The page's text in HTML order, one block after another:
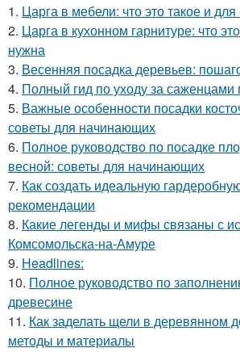
1. Царга в мебели: что это такое и
2. Царга в кухонном гарнитуре: что
нужна
3. Весенняя посадка деревьев:
4. Полный гид по уходу за саженцами
5. Важные особенности посадки
советы для начинающих
6. Полное руководство по посадке
весной: советы для начинающих
7. Как создать идеальную
рекомендации
8. Какие легенды и мифы связаны с
Комсомольска-на-Амуре
9. Headlines:
10. Полное руководство по
древесине
11. Как заделать щели в деревянном
методы и материалы